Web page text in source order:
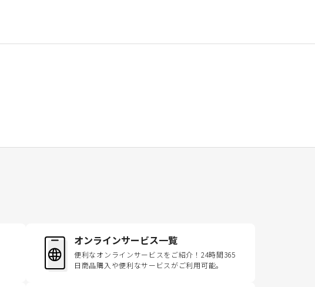
オンラインサービス一覧
便利なオンラインサービスをご紹介！24時間365
日商品購入や便利なサービスがご利用可能。